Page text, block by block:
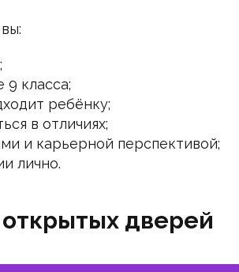
9 класса;
ребёнку;
в отличиях;
и карьерной перспективой;
лично.
дверей